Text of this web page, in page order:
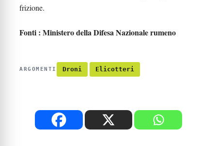
frizione.
Fonti : Ministero della Difesa Nazionale rumeno
ARGOMENTI Droni Elicotteri